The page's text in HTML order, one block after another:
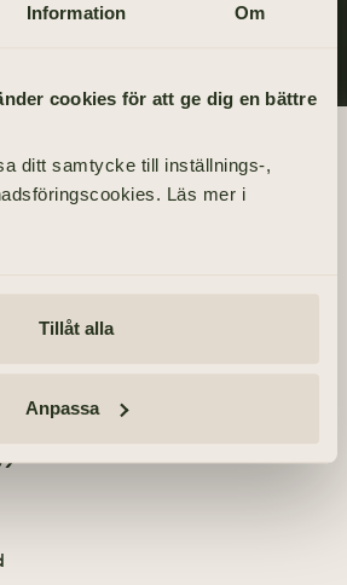
Information Om
cookies för att ge dig en bättre
ditt samtycke till inställnings-,
Läs mer i
Tillåt alla
Anpassa